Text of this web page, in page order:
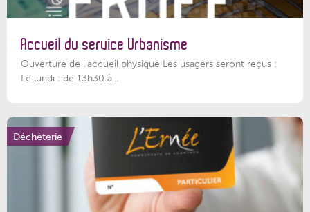
Accueil du service Urbanisme
Ouverture de l'accueil physique Les usagers seront reçus :
Le lundi : de 13h30 à...
Déchèterie